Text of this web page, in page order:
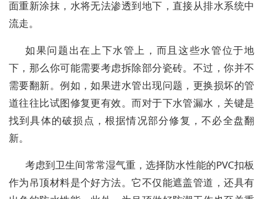
面重新涂抹，水将无法渗透到地下，直接从排水系统中
流走。
如果问题出在上下水管上，而且这些水管位于地
下，那么你可能需要考虑拆除部分瓷砖。不过，你并不
需要翻新。例如，如果进水管出现问题，更换损坏的管
道往往比试图修复更有效。而对于下水管漏水，关键是
找到具体的破损点，根据情况部分修复，不必全盘翻
新。
考虑到卫生间常常湿气重，选择防水性能的PVC扣板
作为吊顶材料是个好方法。它不仅能遮盖管道，还具有